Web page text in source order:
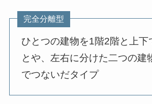
完全分離型
ひとつの建物を1階2階と上下
とや、左右に分けた二つの建
でつないだタイプ